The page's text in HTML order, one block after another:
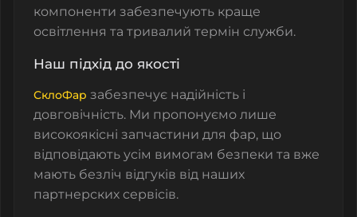
компоненти забезпечують краще
освітлення та тривалий термін служби.
Наш підхід до якості
СклоФар забезпечує надійність і
довговічність. Ми пропонуємо лише
високоякісні запчастини для фар, що
відповідають усім вимогам безпеки та вже
мають безліч відгуків від наших
партнерских сервісів.